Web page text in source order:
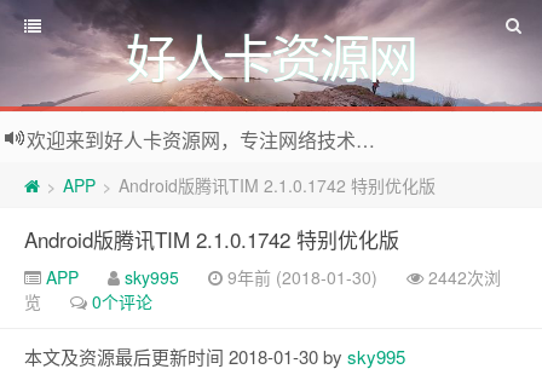
好人卡资源网
欢迎来到好人卡资源网，专注网络技术资源收集，我们不仅是网络资源的搬运工，也生产原创资源。寻找资源请留言或关注公众号:烈日下的男人
> APP > Android版腾讯TIM 2.1.0.1742 特别优化版
Android版腾讯TIM 2.1.0.1742 特别优化版
APP sky995 9年前 (2018-01-30)
2442次浏
览
0个评论
本文及资源最后更新时间 2018-01-30 by sky995